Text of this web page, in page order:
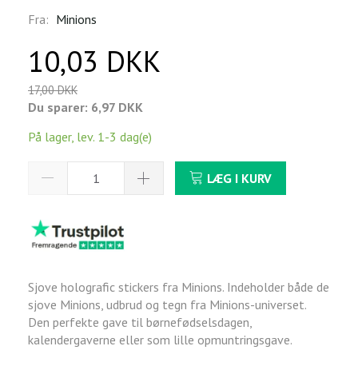
Fra: Minions
10,03 DKK
17,00 DKK
Du sparer: 6,97 DKK
På lager, lev. 1-3 dag(e)
LÆG I KURV
Sjove holografic stickers fra Minions. Indeholder både de
sjove Minions, udbrud og tegn fra Minions-universet.
Den perfekte gave til børnefødselsdagen,
kalendergaverne eller som lille opmuntringsgave.